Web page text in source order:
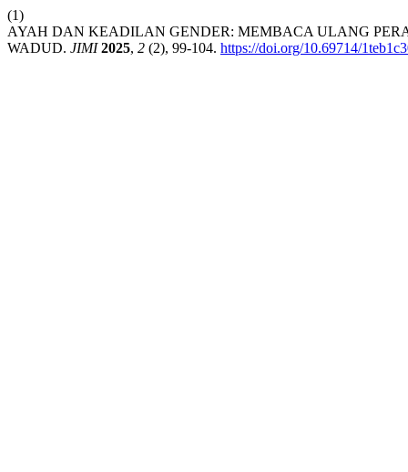
(1)
AYAH DAN KEADILAN GENDER: MEMBACA ULANG
WADUD. JIMI 2025, 2 (2), 99-104. https://doi.org/10.69714/